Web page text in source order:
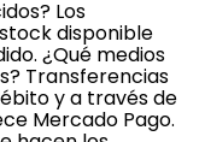
Los
disponible
¿Qué medios
Transferencias
y a través de
Mercado Pago.